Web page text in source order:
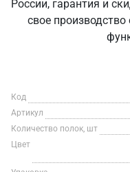
России, гарантия и
свое
Код
Артикул
Количество полок, шт
Цвет